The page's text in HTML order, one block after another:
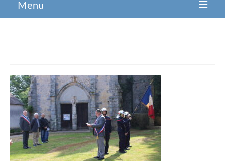
Menu
Infos Pratiques
Infos règlementaires
Contact et horaires
Mon village